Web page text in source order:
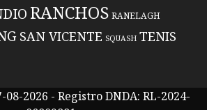
RANCHOS RANELAGH
SAN VICENTE SQUASH TENIS
08-2026 - Registro DNDA: RL-2024-